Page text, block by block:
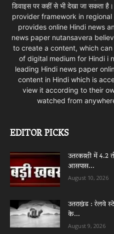
डिवाइस पर कहीं से भी देखा जा
provider framework in
provides online Hindi news
news paper nutansavera
to create a content, which
of digital medium for Hindi i
leading Hindi news paper
content in Hindi which is
view it according to their
watched from
EDITOR PICKS
उत्तरकाशी में
आसपास...
August 10, 2026
उत्तराखंड : रेलवे
के...
August 9, 2026